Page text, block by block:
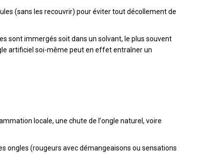
(sans les recouvrir) pour éviter tout décollement de
sont immergés soit dans un solvant, le plus souvent
artificiel soi-même peut en effet entraîner un
locale, une chute de l’ongle naturel, voire
ongles (rougeurs avec démangeaisons ou sensations